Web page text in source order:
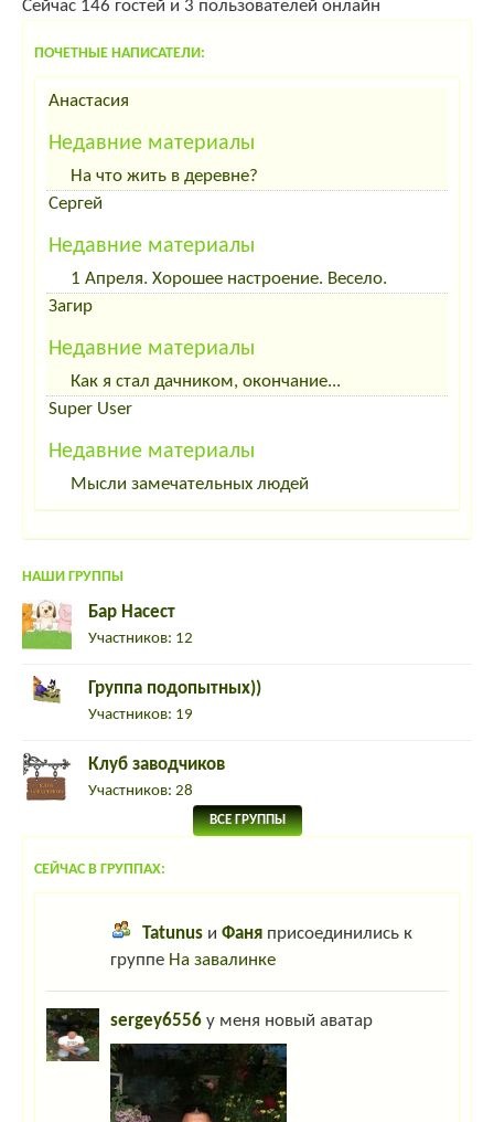
Сейчас 146 гостей и 3 пользователей онлайн
ПОЧЕТНЫЕ НАПИСАТЕЛИ:
Анастасия
Недавние материалы
На что жить в деревне?
Сергей
Недавние материалы
1 Апреля. Хорошее настроение. Весело.
Загир
Недавние материалы
Как я стал дачником, окончание...
Super User
Недавние материалы
Мысли замечательных людей
НАШИ ГРУППЫ
Бар Насест
Участников: 12
Группа подопытных))
Участников: 19
Клуб заводчиков
Участников: 28
ВСЕ ГРУППЫ
СЕЙЧАС В ГРУППАХ:
Tatunus и Фаня присоединились к
группе На завалинке
sergey6556 у меня новый аватар